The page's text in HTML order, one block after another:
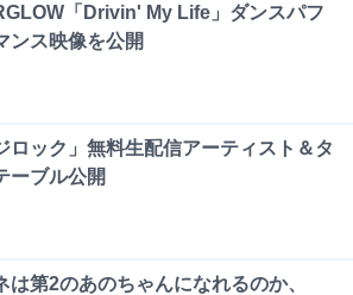
「Drivin' My Life」ダンスパフ
ンス映像を公開
ロック」無料生配信アーティスト＆タ
ーブル公開
は第2のあのちゃんになれるのか、